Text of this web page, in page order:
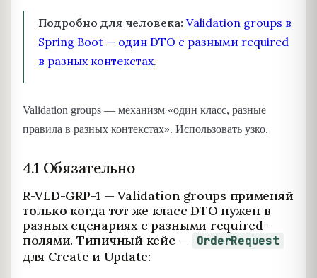
Подробно для человека: Validation groups в
Spring Boot — один DTO с разными required
в разных контекстах.
Validation groups — механизм «один класс, разные
правила в разных контекстах». Использовать узко.
4.1 Обязательно
R-VLD-GRP-1 — Validation groups применяй
только когда тот же класс DTO нужен в
разных сценариях с разными required-
полями. Типичный кейс —
OrderRequest
для Create и Update: